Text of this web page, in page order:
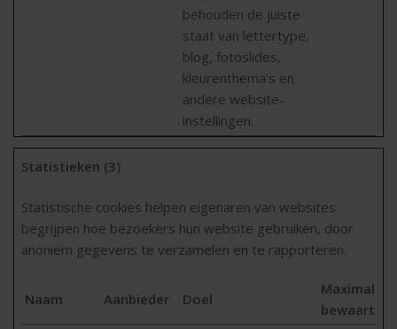
behouden de juiste
staat van lettertype,
blog, fotoslides,
kleurenthema's en
andere website-
instellingen.
Statistieken (3)
Statistische cookies helpen eigenaren van websites
begrijpen hoe bezoekers hun website gebruiken, door
anoniem gegevens te verzamelen en te rapporteren.
Naam Aanbieder Doel
Maximale